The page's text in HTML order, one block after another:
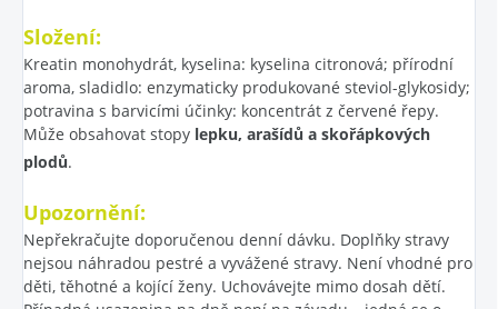
Složení:
Kreatin monohydrát, kyselina: kyselina citronová; přírodní
aroma, sladidlo: enzymaticky produkované steviol-glykosidy;
potravina s barvicími účinky: koncentrát z červené řepy.
Může obsahovat stopy lepku, arašídů a skořápkových
plodů.
Upozornění:
Nepřekračujte doporučenou denní dávku. Doplňky stravy
nejsou náhradou pestré a vyvážené stravy. Není vhodné pro
děti, těhotné a kojící ženy. Uchovávejte mimo dosah dětí.